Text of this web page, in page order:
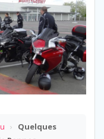
›
Quelques